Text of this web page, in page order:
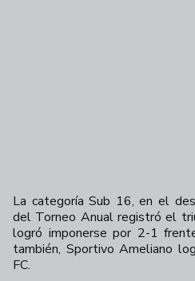
La categoría Sub 16, en el
del Torneo Anual registró el
logró imponerse por 2-1
también, Sportivo Ameliano
FC.